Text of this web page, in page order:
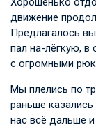
движение
Предлагалось
пал на-лёгкую, в
с огромными
Мы плелись по
раньше
нас всё дальше